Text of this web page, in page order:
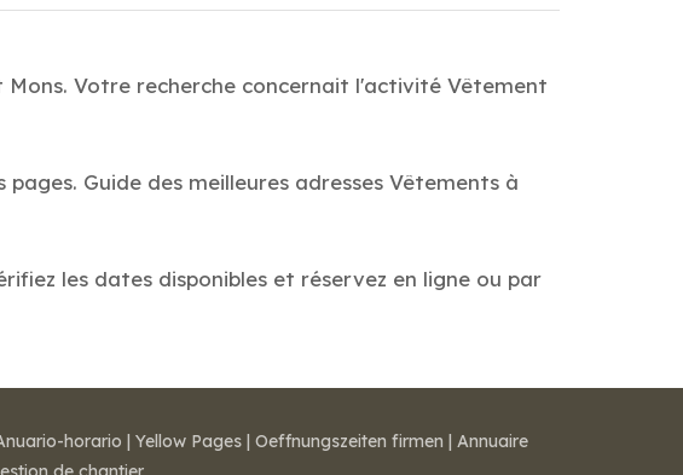
Votre recherche concernait l'activité Vêtement
Guide des meilleures adresses Vêtements à
les dates disponibles et réservez en ligne ou par
horario | Yellow Pages | Oeffnungszeiten firmen | Annuaire